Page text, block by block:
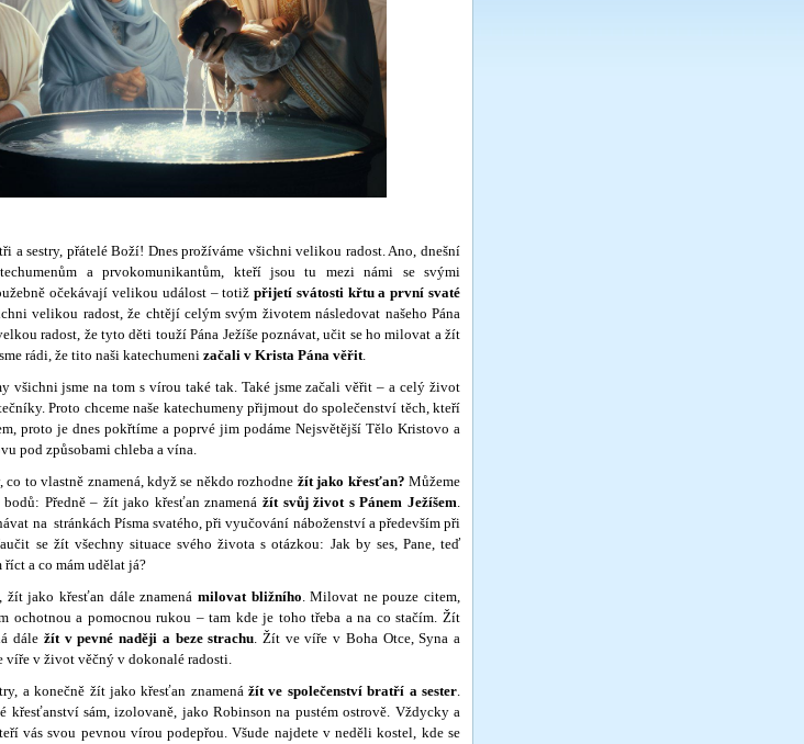
přátelé Boží! Dnes prožíváme všichni veli­kou radost. Ano, dnešní
a prvokomunikantům, kteří jsou tu mezi námi se svými
očekávají velikou událost – totižpřijetí svátosti křtu a první svaté
velikou radost, že chtějí celým svým životem následovat našeho Pána
radost, že tyto děti touží Pána Ježíše poznávat, učit se ho milovat a žít
rádi, že tito naši katechumenizačali v Krista Pána věřit.
jsme na tom s vírou také tak. Také jsme za­čali věřit – a celý život
Proto chceme naše katechumeny při­jmout do společenství těch, kteří
proto je dnes pokřtíme a poprvé jim podáme Nejsvětější Tělo Kristovo a
pod způsobami chleba a vína.
vlastně znamená, když se někdo rozhodne žít jako křesťan? Můžeme
Předně – žít jako křesťan znamená žít svůj život s Pánem Ježíšem.
na stránkách Písma svatého, při vyučování náboženství a především při
se žít všechny situace svého života s otázkou: Jak by ses, Pane, teď
a co mám udělat já?
křesťan dále znamená milovat bližního. Milovat ne pouze citem,
ochotnou a pomocnou rukou – tam kde je toho třeba a na co stačím. Žít
dále žít v pevné naději a beze strachu. Žít ve víře v Boha Otce, Syna a
víře v život věčný v dokonalé radosti.
žít jako křesťan znamenážít ve společen­ství bratří a sester.
křesťanství sám, izolovaně, jako Robinson na pustém ostrově. Vždycky a
vás svou pevnou vírou podepřou. Všude najdete v neděli kostel, kde se